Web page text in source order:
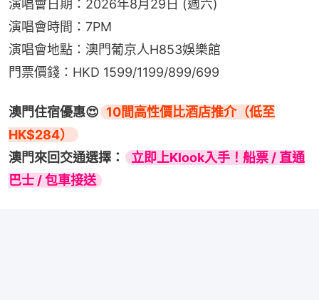
演唱會日期：2026年8月29日 (週六)
演唱會時間：7PM
演唱會地點：澳門葡京人H853娛樂館
門票價錢：HKD 1599/1199/899/699
澳門住宿優惠😍 10間高性價比酒店推介（低至
HK$284）
澳門來回交通選擇：
立即上Klook入手！船票 / 直通
巴士 / 包車接送